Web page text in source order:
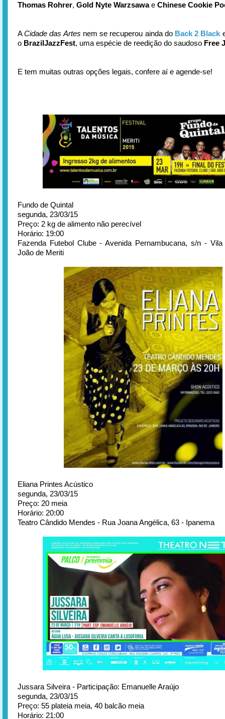
Thomas Rohrer, Gold Nyte Warzsawae Chinese Cookie
ACidade das Artes nem se recuperou ainda do Back 2 Black
o BrazilJazzFest, uma espécie de reedição do saudoso Free
E tem muitas outras opções legais, confere aí e agende-se!
Fundo de Quintal
segunda, 23/03/15
Preço: 2 kg de alimento não perecível
Horário: 19:00
Fazenda Futebol Clube - Avenida Pernambucana, s/n -
João de Meriti
Eliana Printes Acústico
segunda, 23/03/15
Preço: 20 meia
Horário: 20:00
Teatro Cândido Mendes - Rua Joana Angélica, 63 - Ipanema
Jussara Silveira - Participação: Emanuelle Araújo
segunda, 23/03/15
Preço: 55 plateia meia, 40 balcão meia
Horário: 21:00